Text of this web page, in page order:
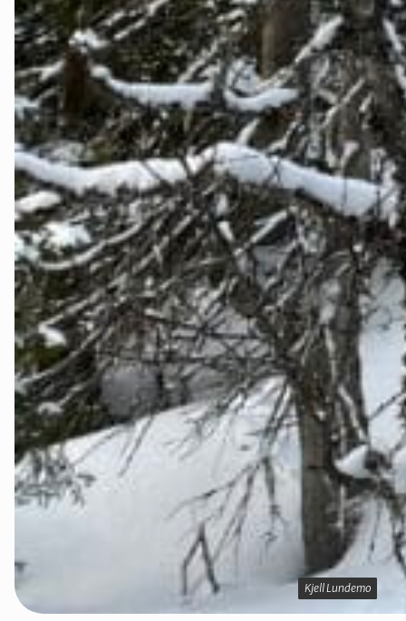
Kjell Lundemo
Kjell Lundemo